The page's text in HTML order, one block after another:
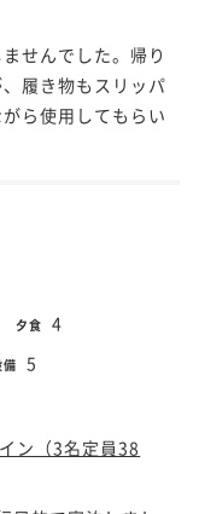
せんでした。帰り
履き物もスリッパ
ら使用してもらい
夕食 4
備 5
ン（3名定員38